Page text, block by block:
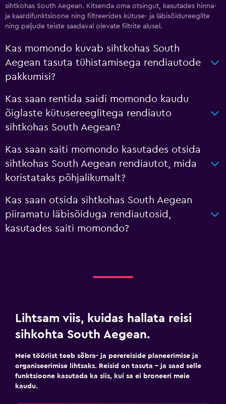
sihtkohas South Aegean. Kitsenda oma otsingut, kasutades hinna-
ja kaardifunktsioone ning filtreerides kütuse- ja läbisõidureeglite
ning paljude teiste saadaval olevate filtrite alusel.
Kas momondo kuvab sihtkohas South
Aegean tasuta tühistamisega rendiautode
pakkumisi?
Kas saan rentida saidi momondo kaudu
õiglaste kütusereeglitega rendiauto
sihtkohas South Aegean?
Kas saan saiti momondo kasutades otsida
sihtkohas South Aegean rendiautot, mida
koristataks põhjalikumalt?
Kas saan otsida sihtkohas South Aegean
piiramatu läbisõiduga rendiautosid,
kasutades saiti momondo?
Lihtsam viis, kuidas hallata reisi
sihkohta South Aegean.
Meie tööriist teeb sõbra- ja perereiside planeerimise ja
organiseerimise lihtsaks. Reisid on tasuta – ja saad selle
funktsioone kasutada ka siis, kui sa ei broneeri meie
kaudu.